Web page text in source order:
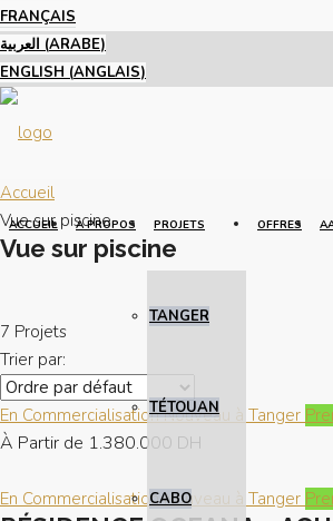
FRANÇAIS
العربية (ARABE)
ENGLISH (ANGLAIS)
ACCUEIL À PROPOS PROJETS
TANGER
TÉTOUAN
CABO
OFFRES
Accueil
Vue sur piscine
Vue sur piscine
7 Projets
Trier par:
En CommercialisationNouveau à Tanger
À Partir de 1.380.000 DH
En CommercialisationNouveau à Tanger